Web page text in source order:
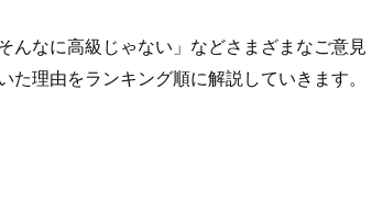
んなに高級じゃない」などさまざまなご意見
理由をランキング順に解説していきます。